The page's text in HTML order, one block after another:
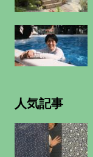
人気記事